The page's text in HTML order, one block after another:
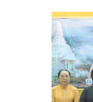
ศาล เผยลง
แสดงความ